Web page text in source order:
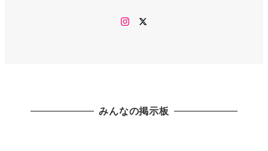
Instagram
みんなの掲示板